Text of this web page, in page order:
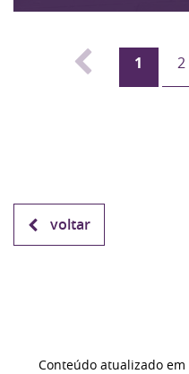
1 2
voltar
Conteúdo atualizado em